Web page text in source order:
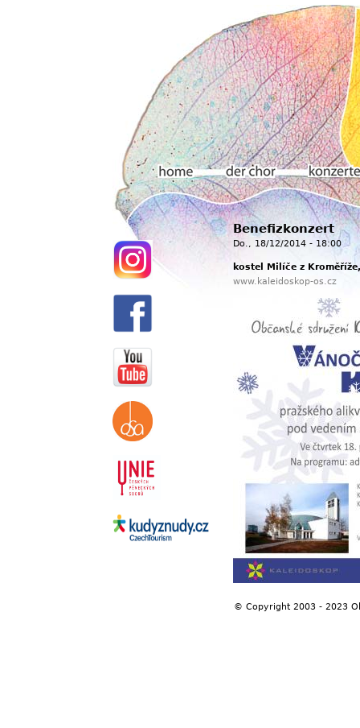
Benefizkonzert
Do., 18/12/2014 - 18:00
kostel Milíče z
www.kaleidoskop-os.cz
Hauptmenü
Home Der chor Konzerte
© Copyright 2003 - 2023